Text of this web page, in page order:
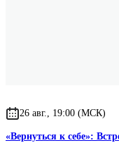
26 авг., 19:00 (МСК)
«Вернуться к себе»: